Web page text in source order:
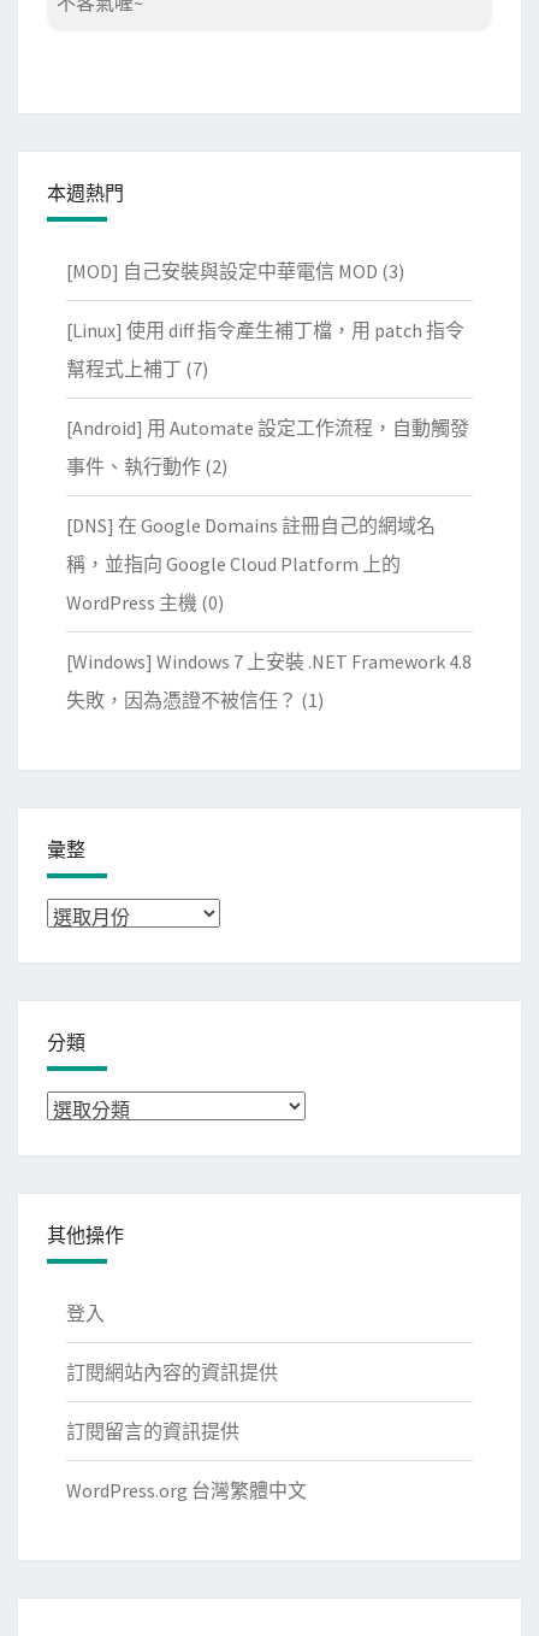
本週熱門
[MOD] 自己安裝與設定中華電信 MOD (3)
[Linux] 使用 diff 指令產生補丁檔，用 patch 指令
幫程式上補丁 (7)
[Android] 用 Automate 設定工作流程，自動觸發
事件、執行動作 (2)
[DNS] 在 Google Domains 註冊自己的網域名
稱，並指向 Google Cloud Platform 上的
WordPress 主機 (0)
[Windows] Windows 7 上安裝 .NET Framework 4.8
失敗，因為憑證不被信任？ (1)
彙整
彙
分類
分
其他操作
登入
訂閱網站內容的資訊提供
訂閱留言的資訊提供
WordPress.org 台灣繁體中文